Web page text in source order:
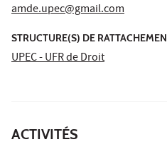
amde.upec@gmail.com
STRUCTURE(S) DE
UPEC - UFR de Droit
ACTIVITÉS